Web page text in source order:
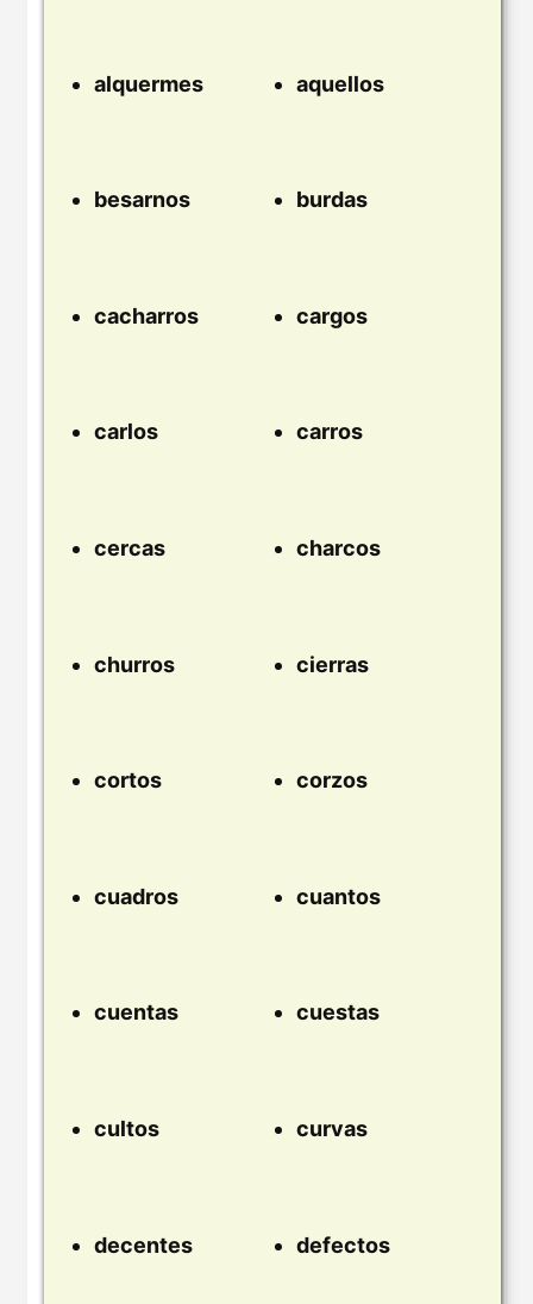
alquermes aquellos
besarnos burdas
cacharros cargos
carlos carros
cercas charcos
churros cierras
cortos corzos
cuadros cuantos
cuentas cuestas
cultos curvas
decentes defectos